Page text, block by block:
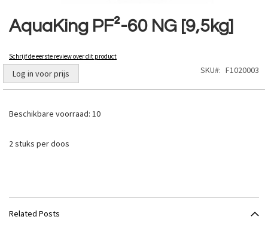
AquaKing PF²-60 NG [9,5kg]
Schrijf de eerste review over dit product
Log in voor prijs SKU F1020003
Beschikbare voorraad: 10
2 stuks per doos
naar
het
van
afbeeldingen-
gallerij
Related Posts